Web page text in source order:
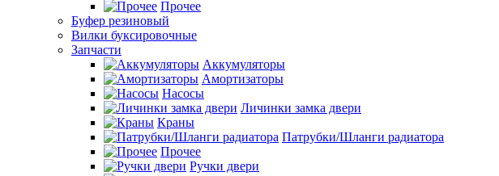
Прочее
Буфер резиновый
Вилки буксировочные
Запчасти
Аккумуляторы
Амортизаторы
Насосы
Личинки замка двери
Краны
Патрубки/Шланги радиатора
Прочее
Ручки двери